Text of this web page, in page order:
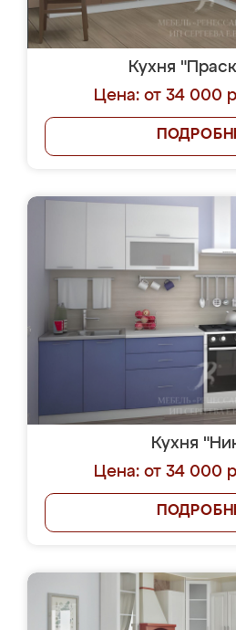
Кухня
Цена: от 34 000
Кухня
Цена: от 34 000